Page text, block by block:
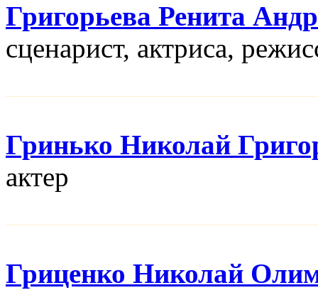
Григорьева Ренита
сценарист, актриса,
Гринько Николай
актер
Гриценко Николай